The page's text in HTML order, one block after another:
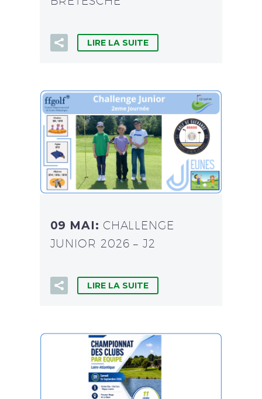
LIRE LA SUITE
09 MAI: CHALLENGE
JUNIOR 2026 – J2
LIRE LA SUITE